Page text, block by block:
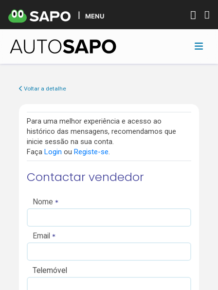
MENU
Voltar a detalhe
Para uma melhor experiência e acesso ao
histórico das mensagens, recomendamos que
inicie sessão na sua conta.
Faça Login ou Registe-se.
Contactar vendedor
Nome
Email
Telemóvel